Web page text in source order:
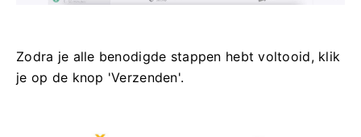
Zodra je alle benodigde stappen hebt voltooid, klik
je op de knop 'Verzenden'.